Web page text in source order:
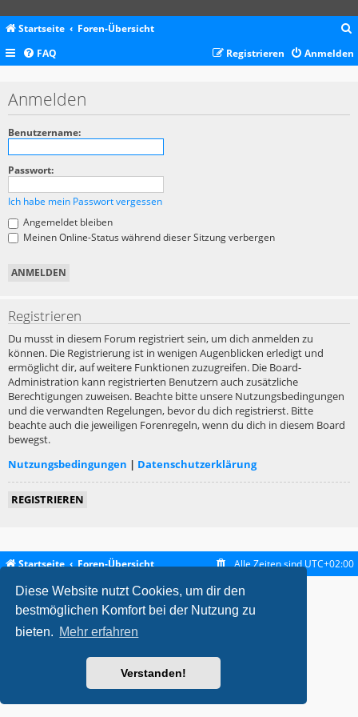
Diese Website nutzt Cookies, um dir den
bestmöglichen Komfort bei der Nutzung zu
bieten. Mehr erfahren
Verstanden!
Startseite Foren-Übersicht
c
FAQ Anmelden
Registrieren
Anmelden
Benutzername:
Passwort:
Ich habe mein Passwort vergessen
Angemeldet bleiben
Meinen Online-Status während dieser Sitzung verbergen
Registrieren
Du musst in diesem Forum registriert sein, um dich anmelden zu
können. Die Registrierung ist in wenigen Augenblicken erledigt und
ermöglicht dir, auf weitere Funktionen zuzugreifen. Die Board-
Administration kann registrierten Benutzern auch zusätzliche
Berechtigungen zuweisen. Beachte bitte unsere Nutzungsbedingungen
und die verwandten Regelungen, bevor du dich registrierst. Bitte
beachte auch die jeweiligen Forenregeln, wenn du dich in diesem Board
bewegst.
Nutzungsbedingungen | Datenschutzerklärung
REGISTRIEREN
Startseite Foren-Übersicht Alle Zeiten sindUTC+02:00
metrolike style byEric SeguinUpdated for phpBB3.2 by
Powered byphpBB ® Forum Software © phpBB Limited
phpBB.de
Datenschutz